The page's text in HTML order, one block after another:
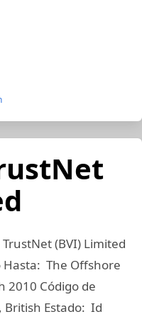
(BVI) Limited
The Offshore
2010 Código de
British Estado: Id